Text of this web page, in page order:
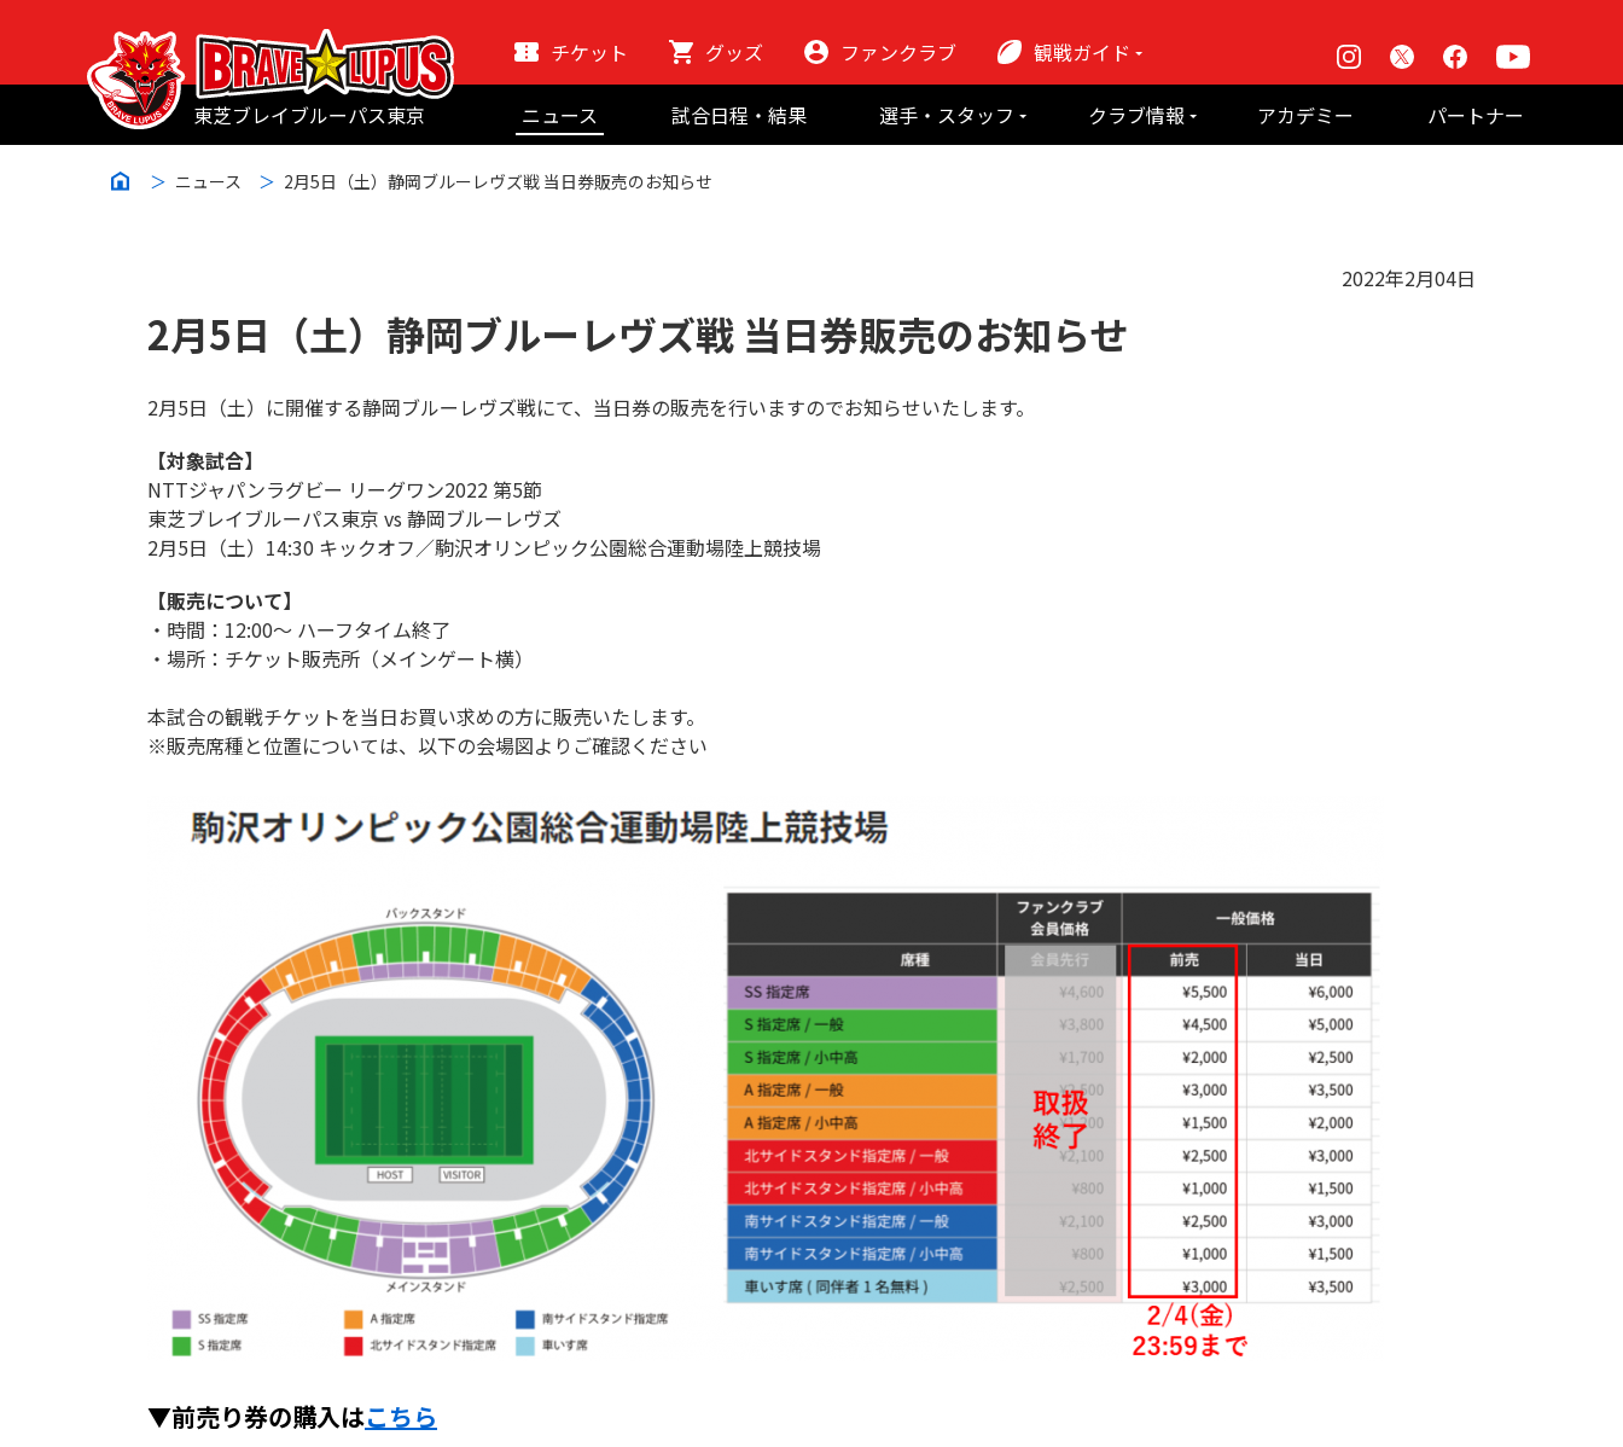
東芝ブレイブルーパス東京
チケット グッズ ファンクラブ
観戦ガイド
初めての観戦
Instagram Facebook
ニュース
試合日程・結果
選手・スタッフ
クラブ情報
アカデミー パートナー
ニュース 2月5日（土）静岡ブルーレヴズ戦 当日券販売のお知らせ
2022年2月04日
2月5日（土）静岡ブルーレヴズ戦 当日券販売のお知らせ
2月5日（土）に開催する静岡ブルーレヴズ戦にて、当日券の販売を行いますのでお知らせいたします。
【対象試合】
NTTジャパンラグビー リーグワン2022 第5節
東芝ブレイブルーパス東京 vs 静岡ブルーレヴズ
2月5日（土）14:30 キックオフ／駒沢オリンピック公園総合運動場陸上競技場
【販売について】
・時間：12:00～ ハーフタイム終了
・場所：チケット販売所（メインゲート横）
本試合の観戦チケットを当日お買い求めの方に販売いたします。
※販売席種と位置については、以下の会場図よりご確認ください
▼前売り券の購入はこちら